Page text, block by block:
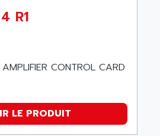
R1
CONTROL CARD
LE PRODUIT